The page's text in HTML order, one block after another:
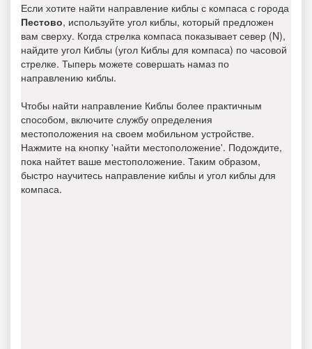
Если хотите найти направление киблы с компаса с города
Пестово, используйте угол киблы, который предложен
вам сверху. Когда стрелка компаса показывает север (N),
найдите угол Киблы (угол Киблы для компаса) по часовой
стрелке. Тыперь можете совершать намаз по
направлению киблы.
Чтобы найти направление Киблы более практичным
способом, включите службу определения
местоположения на своем мобильном устройстве.
Нажмите на кнопку 'найти местоположение'. Подождите,
пока найтет ваше местоположение. Таким образом,
быстро научитесь направление киблы и угол киблы для
компаса.